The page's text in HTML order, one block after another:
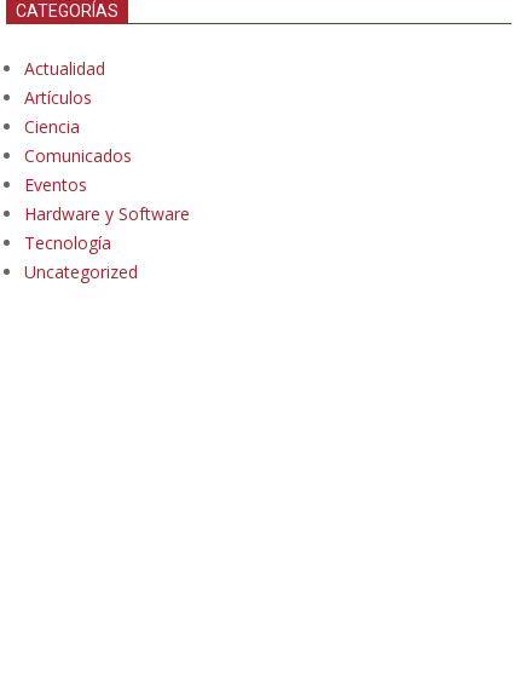
CATEGORÍAS
Actualidad
Artículos
Ciencia
Comunicados
Eventos
Hardware y Software
Tecnología
Uncategorized